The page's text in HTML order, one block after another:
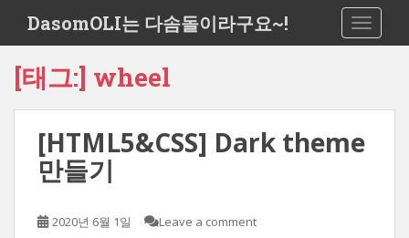
i
DasomOLI는 다솜돌이라구요~!
[태그:] wheel
[HTML5&CSS] Dark theme
만들기
2020년 6월 1일 Leave a comment